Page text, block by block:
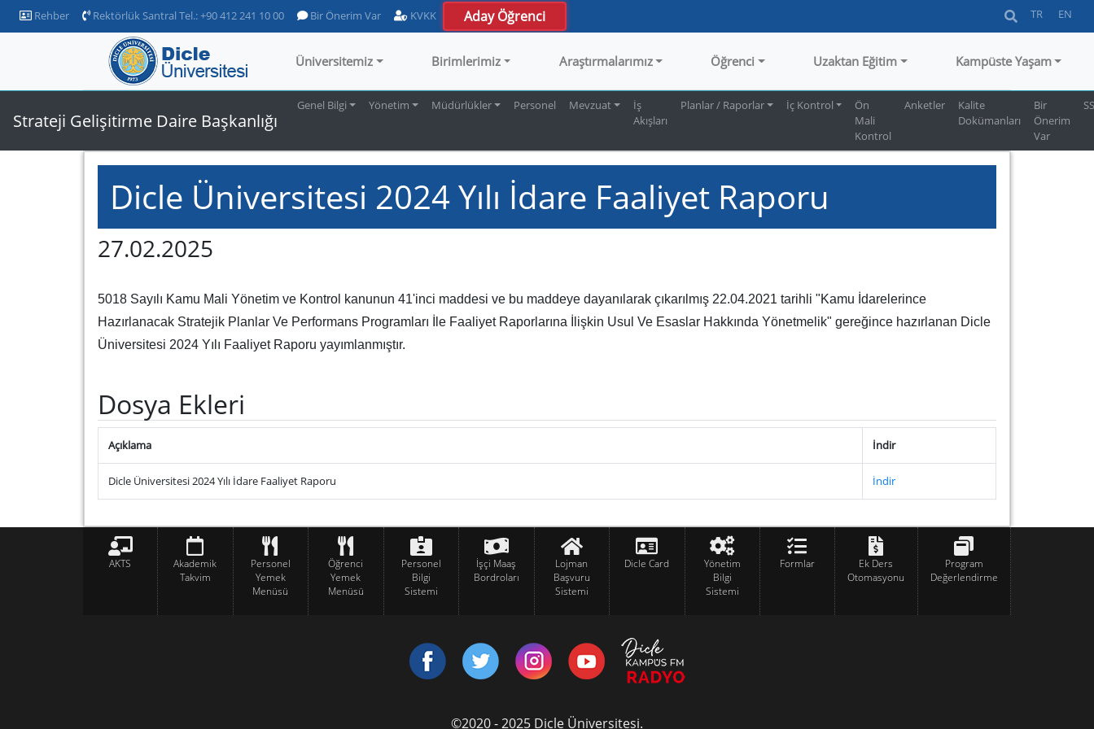
Rehber Rektörlük Santral Tel.: +90 412 241 10 00 Bir Önerim Var KVKK Aday Öğrenci TR EN
Üniversitemiz Birimlerimiz Araştırmalarımız Öğrenci Uzaktan Eğitim Kampüste Yaşam
Strateji Gelişitirme Daire Başkanlığı
Genel Bilgi Yönetim Müdürlükler Personel Mevzuat
İş
Akışları
Planlar / Raporlar İç Kontrol
Ön
Mali
Kontrol
Anketler
Kalite
Dokümanları
Bir
Önerim
Var
Dicle Üniversitesi 2024 Yılı İdare Faaliyet Raporu
27.02.2025
5018 Sayılı Kamu Mali Yönetim ve Kontrol kanunun 41'inci maddesi ve bu maddeye dayanılarak çıkarılmış 22.04.2021 tarihli "Kamu İdarelerince
Hazırlanacak Stratejik Planlar Ve Performans Programları İle Faaliyet Raporlarına İlişkin Usul Ve Esaslar Hakkında Yönetmelik" gereğince hazırlanan Dicle
Üniversitesi 2024 Yılı Faaliyet Raporu yayımlanmıştır.
Dosya Ekleri
Açıklama İndir
Dicle Üniversitesi 2024 Yılı İdare Faaliyet Raporu İndir
AKTS
Akademik
Takvim
Personel
Yemek
Menüsü
Öğrenci
Yemek
Menüsü
Personel
Bilgi
Sistemi
İşçi Maaş
Bordroları
Lojman
Başvuru
Sistemi
Dicle Card
Yönetim
Bilgi
Sistemi
Formlar
Ek Ders
Otomasyonu
Program
Değerlendirme
©2020 - 2025 Dicle Üniversitesi.